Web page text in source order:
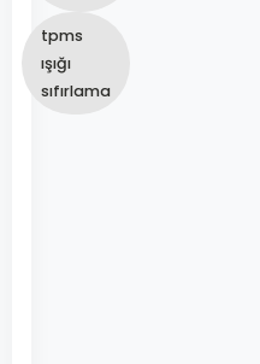
tpms
ışığı
sıfırlama